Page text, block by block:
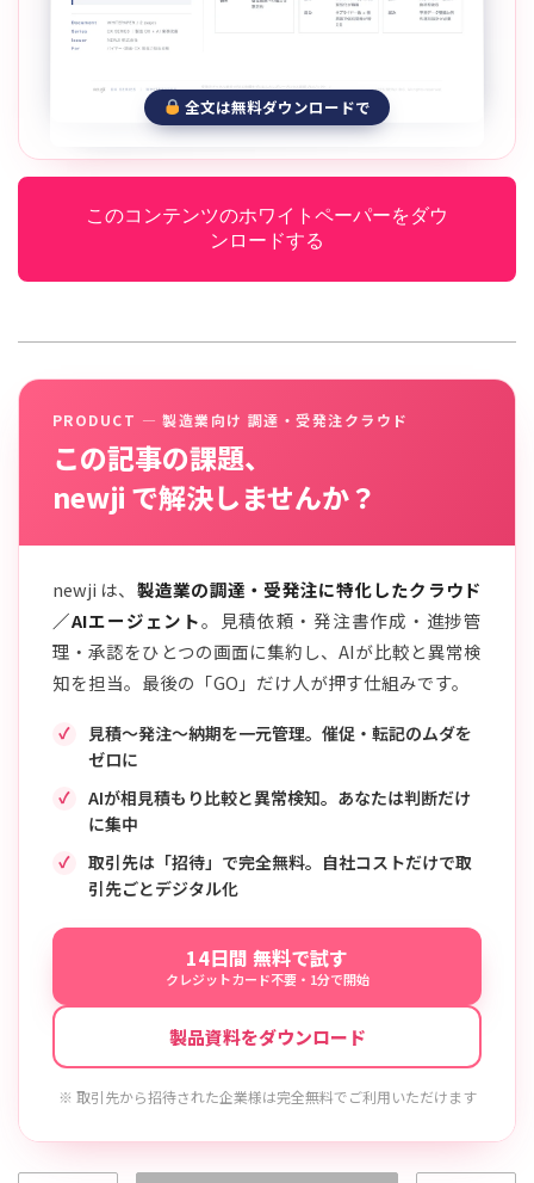
全文は無料ダウンロードで
このコンテンツのホワイトペーパーをダウ
ンロードする
PRODUCT — 製造業向け 調達・受発注クラウド
この記事の課題、
newji で解決しませんか？
newji は、 製造業の調達・受発注に特化したクラウド
／AIエージェント。見積依頼・発注書作成・進捗管
理・承認をひとつの画面に集約し、AIが比較と異常検
知を担当。最後の「GO」だけ人が押す仕組みです。
見積〜発注〜納期を一元管理。催促・転記のムダを
ゼロに
AIが相見積もり比較と異常検知。あなたは判断だけ
に集中
取引先は「招待」で完全無料。自社コストだけで取
引先ごとデジタル化
14日間 無料で試す
クレジットカード不要・1分で開始
製品資料をダウンロード
※ 取引先から招待された企業様は完全無料でご利用いただけます